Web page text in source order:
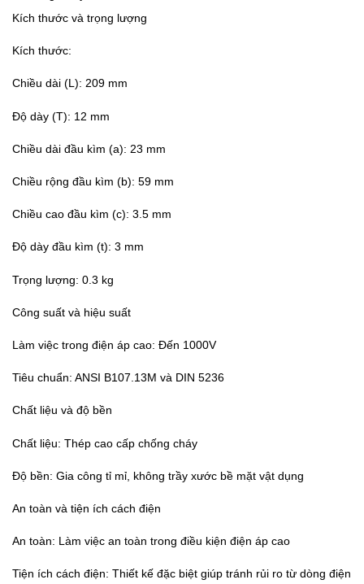
Kích thước và trọng lượng
Kích thước:
Chiều dài (L): 209 mm
Độ dày (T): 12 mm
Chiều dài đầu kìm (a): 23 mm
Chiều rộng đầu kìm (b): 59 mm
Chiều cao đầu kìm (c): 3.5 mm
Độ dày đầu kìm (t): 3 mm
Trọng lượng: 0.3 kg
Công suất và hiệu suất
Làm việc trong điện áp cao: Đến 1000V
Tiêu chuẩn: ANSI B107.13M và DIN 5236
Chất liệu và độ bền
Chất liệu: Thép cao cấp chống cháy
Độ bền: Gia công tỉ mỉ, không trầy xước bề mặt vật dụng
An toàn và tiện ích cách điện
An toàn: Làm việc an toàn trong điều kiện điện áp cao
Tiện ích cách điện: Thiết kế đặc biệt giúp tránh rủi ro từ dòng điện